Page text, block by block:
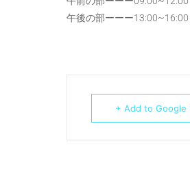
午後の部ーーー13:00~16:00
+ Add to Google